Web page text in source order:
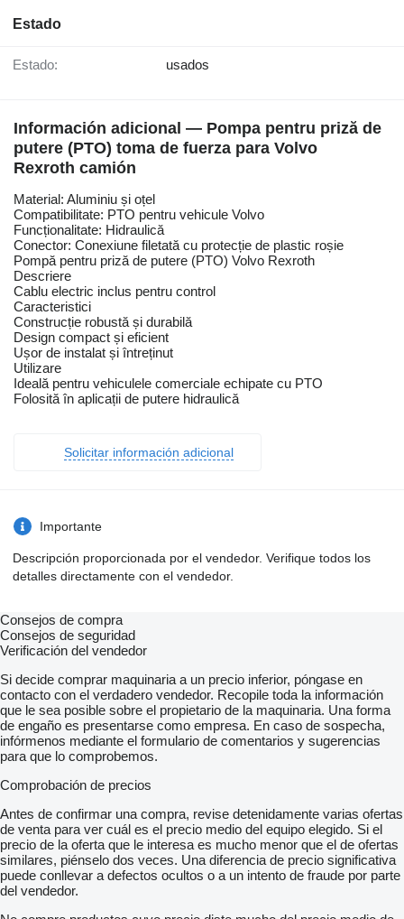
Estado
Estado: usados
Información adicional — Pompa pentru priză de
putere (PTO) toma de fuerza para Volvo
Rexroth camión
Material: Aluminiu și oțel
Compatibilitate: PTO pentru vehicule Volvo
Funcționalitate: Hidraulică
Conector: Conexiune filetată cu protecție de plastic roșie
Pompă pentru priză de putere (PTO) Volvo Rexroth
Descriere
Cablu electric inclus pentru control
Caracteristici
Construcție robustă și durabilă
Design compact și eficient
Ușor de instalat și întreținut
Utilizare
Ideală pentru vehiculele comerciale echipate cu PTO
Folosită în aplicații de putere hidraulică
Solicitar información adicional
Importante
Descripción proporcionada por el vendedor. Verifique todos los
detalles directamente con el vendedor.
Consejos de compra
Consejos de seguridad
Verificación del vendedor
Si decide comprar maquinaria a un precio inferior, póngase en
contacto con el verdadero vendedor. Recopile toda la información
que le sea posible sobre el propietario de la maquinaria. Una forma
de engaño es presentarse como empresa. En caso de sospecha,
infórmenos mediante el formulario de comentarios y sugerencias
para que lo comprobemos.
Comprobación de precios
Antes de confirmar una compra, revise detenidamente varias ofertas
de venta para ver cuál es el precio medio del equipo elegido. Si el
precio de la oferta que le interesa es mucho menor que el de ofertas
similares, piénselo dos veces. Una diferencia de precio significativa
puede conllevar a defectos ocultos o a un intento de fraude por parte
del vendedor.